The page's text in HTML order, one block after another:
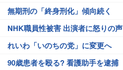
無期刑の「終身刑化」傾向続く
NHK職員性被害 出演者に怒りの声
れいわ「いのちの党」に変更へ
90歳患者を殴る? 看護助手を逮捕